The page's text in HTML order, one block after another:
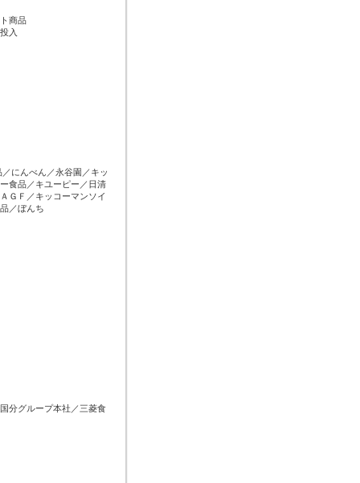
商品
入
にんべん／永谷園／キッ
食品／キユーピー／日清
ＧＦ／キッコーマンソイ
／ぼんち
分グループ本社／三菱食